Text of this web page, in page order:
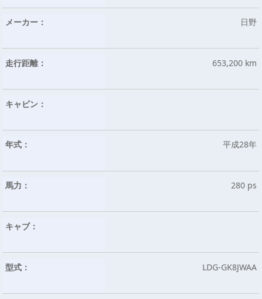
メーカー： 日野
走行距離： 653,200 km
キャビン：
年式： 平成28年
馬力： 280 ps
キャブ：
型式： LDG-GK8JWAA